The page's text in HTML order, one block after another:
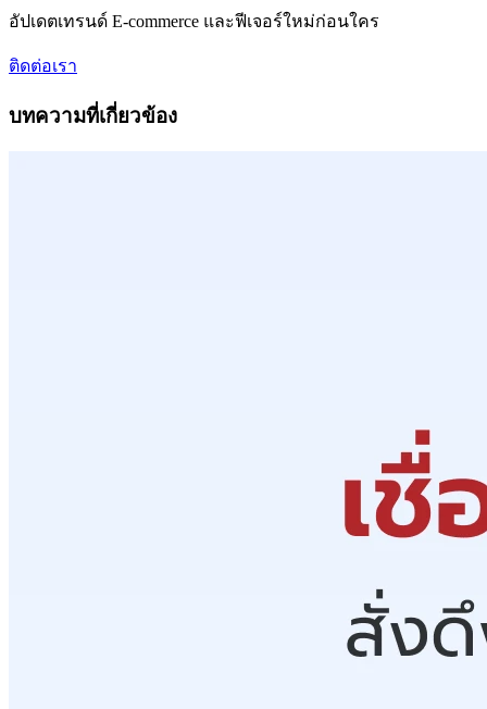
อัปเดตเทรนด์ E-commerce และฟีเจอร์ใหม่ก่อนใคร
ติดต่อเรา
บทความที่เกี่ยวข้อง